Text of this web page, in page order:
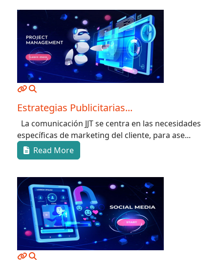
Estrategias Publicitarias...
La comunicación JJT se centra en las necesidades
específicas de marketing del cliente, para ase...
Read More